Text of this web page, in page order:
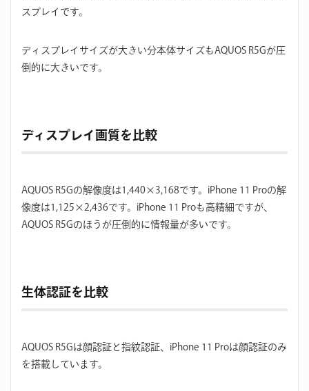
スプレイです。
ディスプレイサイズが大きい分本体サイズもAQUOS R5Gが圧
倒的に大きいです。
ディスプレイ画質を比較
AQUOS R5Gの解像度は1,440×3,168です。iPhone 11 Proの解
像度は1,125×2,436です。iPhone 11 Proも高精細ですが、
AQUOS R5Gのほうが圧倒的に情報量が多いです。
生体認証を比較
AQUOS R5Gは顔認証と指紋認証、iPhone 11 Proは顔認証のみ
を搭載しています。